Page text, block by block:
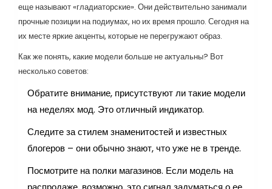
еще называют «гладиаторские». Они действительно занимали
прочные позиции на подиумах, но их время прошло. Сегодня на
их месте яркие акценты, которые не перегружают образ.
Как же понять, какие модели больше не актуальны? Вот
несколько советов:
Обратите внимание, присутствуют ли такие модели
на неделях мод. Это отличный индикатор.
Следите за стилем знаменитостей и известных
блогеров – они обычно знают, что уже не в тренде.
Посмотрите на полки магазинов. Если модель на